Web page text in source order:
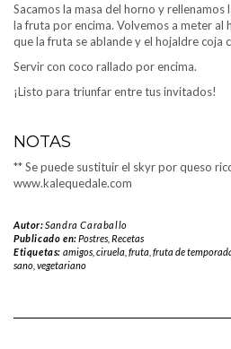
Sacamos la masa del horno y
la fruta por encima. Volvemos a meter
que la fruta se ablande y el hojaldre coja
Servir con coco rallado por encima.
¡Listo para triunfar entre tus invitados!
NOTAS
** Se puede sustituir el skyr por queso
www.kalequedale.com
Autor:Sandra Caraballo
Publicado en:Postres ,Recetas
Etiquetas: amigos, ciruela fruta fruta de
sano vegetariano